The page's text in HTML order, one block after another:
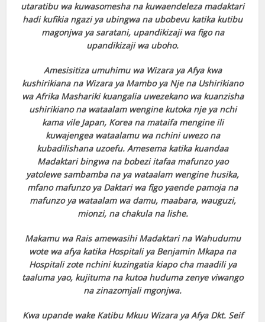
utaratibu wa kuwasomesha na kuwaendeleza madaktari
hadi kufikia ngazi ya ubingwa na ubobevu katika kutibu
magonjwa ya saratani, upandikizaji wa figo na
upandikizaji wa uboho.
Amesisitiza umuhimu wa Wizara ya Afya kwa
kushirikiana na Wizara ya Mambo ya Nje na Ushirikiano
wa Afrika Mashariki kuangalia uwezekano wa kuanzisha
ushirikiano na wataalam wengine kutoka nje ya nchi
kama vile Japan, Korea na mataifa mengine ili
kuwajengea wataalamu wa nchini uwezo na
kubadilishana uzoefu. Amesema katika kuandaa
Madaktari bingwa na bobezi itafaa mafunzo yao
yatolewe sambamba na ya wataalam wengine husika,
mfano mafunzo ya Daktari wa figo yaende pamoja na
mafunzo ya wataalam wa damu, maabara, wauguzi,
mionzi, na chakula na lishe.
Makamu wa Rais amewasihi Madaktari na Wahudumu
wote wa afya katika Hospitali ya Benjamin Mkapa na
Hospitali zote nchini kuzingatia kiapo cha maadili ya
taaluma yao, kujituma na kutoa huduma zenye viwango
na zinazomjali mgonjwa.
Kwa upande wake Katibu Mkuu Wizara ya Afya Dkt. Seif